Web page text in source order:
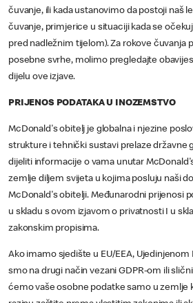
čuvanje, ili kada ustanovimo da postoji naš
čuvanje, primjerice u situaciji kada se
pred nadležnim tijelom). Za rokove čuvanja
posebne svrhe, molimo pregledajte
dijelu ove izjave.
PRIJENOS PODATAKA U INOZEMSTVO
McDonald's obitelj je globalna i njezine
strukture i tehnički sustavi prelaze državne
dijeliti informacije o vama unutar
zemlje diljem svijeta u kojima posluju naši
McDonald's obitelji. Međunarodni prijenosi
u skladu s ovom izjavom o privatnosti I u
zakonskim propisima.
Ako imamo sjedište u EU/EEA, Ujedinjenom
smo na drugi način vezani GDPR-om ili
ćemo vaše osobne podatke samo u zemlje